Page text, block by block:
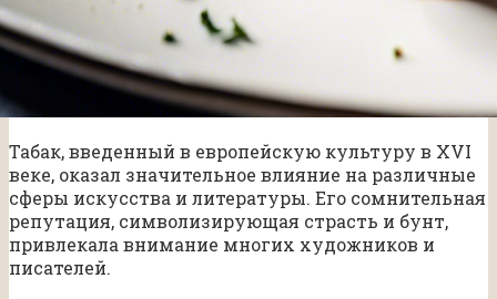
Табак, введенный в европейскую культуру в XVI
веке, оказал значительное влияние на различные
сферы искусства и литературы. Его сомнительная
репутация, символизирующая страсть и бунт,
привлекала внимание многих художников и
писателей.